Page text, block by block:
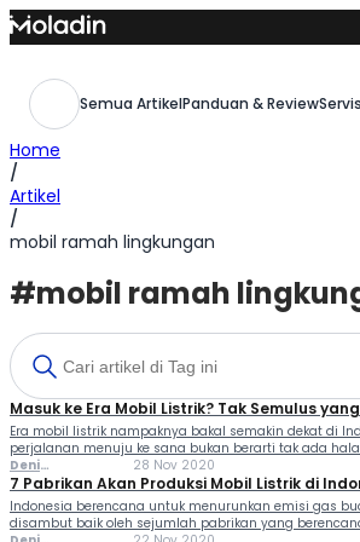
Skip
to
Semua ArtikelPanduan & Review
Home
/
Artikel
/
mobil ramah lingkungan
#mobil ramah
Masuk ke Era Mobil Listrik? Tak Semulus
Era mobil listrik nampaknya bakal semakin dekat di
perjalanan menuju ke sana bukan berarti tak ada
Beragam persiapan pun perlu dilakukan, khususnya
Indonesia. Mengingat infrastruktur saat ini yang
Deni
Ferlindungan
28 Nov 2020
7 Pabrikan Akan Produksi Mobil Listrik di
Indonesia berencana untuk menurunkan emisi gas
disambut baik oleh sejumlah pabrikan yang